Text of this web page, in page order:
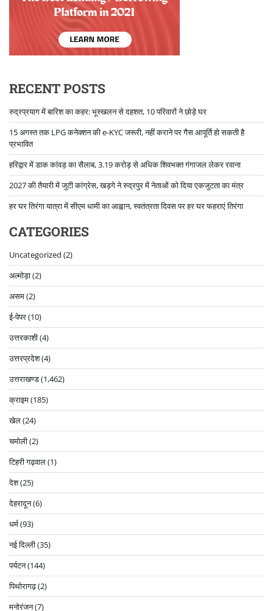
RECENT POSTS
रुद्रप्रयाग में बारिश का कहर: भूस्खलन से दहशत, 10 परिवारों ने छोड़े घर
15 अगस्त तक LPG कनेक्शन की e-KYC जरूरी, नहीं कराने पर गैस आपूर्ति हो सकती है
प्रभावित
हरिद्वार में डाक कांवड़ का सैलाब, 3.19 करोड़ से अधिक शिवभक्त गंगाजल लेकर रवाना
2027 की तैयारी में जुटी कांग्रेस, खड़गे ने रुद्रपुर में नेताओं को दिया एकजुटता का मंत्र
हर घर तिरंगा यात्रा में सीएम धामी का आह्वान, स्वतंत्रता दिवस पर हर घर फहराएं तिरंगा
CATEGORIES
Uncategorized (2)
अल्मोड़ा(2)
असम(2)
ई-पेपर(10)
उत्तरकाशी(4)
उत्तरप्रदेश(4)
उत्तराखण्ड(1,462)
क्राइम(185)
खेल(24)
चमोली(2)
टिहरी गढ़वाल(1)
देश(25)
देहरादून(6)
धर्म(93)
नई दिल्ली(35)
पर्यटन(144)
पिथोरागढ़(2)
मनोरंजन(7)